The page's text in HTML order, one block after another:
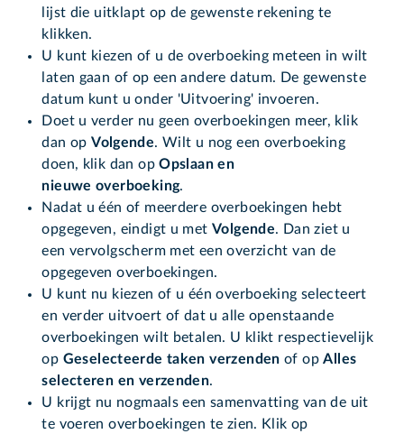
lijst die uitklapt op de gewenste rekening te
klikken.
U kunt kiezen of u de overboeking meteen in wilt
laten gaan of op een andere datum. De gewenste
datum kunt u onder 'Uitvoering' invoeren.
Doet u verder nu geen overboekingen meer, klik
dan opVolgende. Wilt u nog een overboeking
doen, klik dan opOpslaan en
nieuwe overboeking.
Nadat u één of meerdere overboekingen hebt
opgegeven, eindigt u met Volgende. Dan ziet u
een vervolgscherm met een overzicht van de
opgegeven overboekingen.
U kunt nu kiezen of u één overboeking selecteert
en verder uitvoert of dat u alle openstaande
overboekingen wilt betalen. U klikt respectievelijk
op Geselecteerde taken verzenden of opAlles
selecteren en verzenden.
U krijgt nu nogmaals een samenvatting van de uit
te voeren overboekingen te zien. Klik op